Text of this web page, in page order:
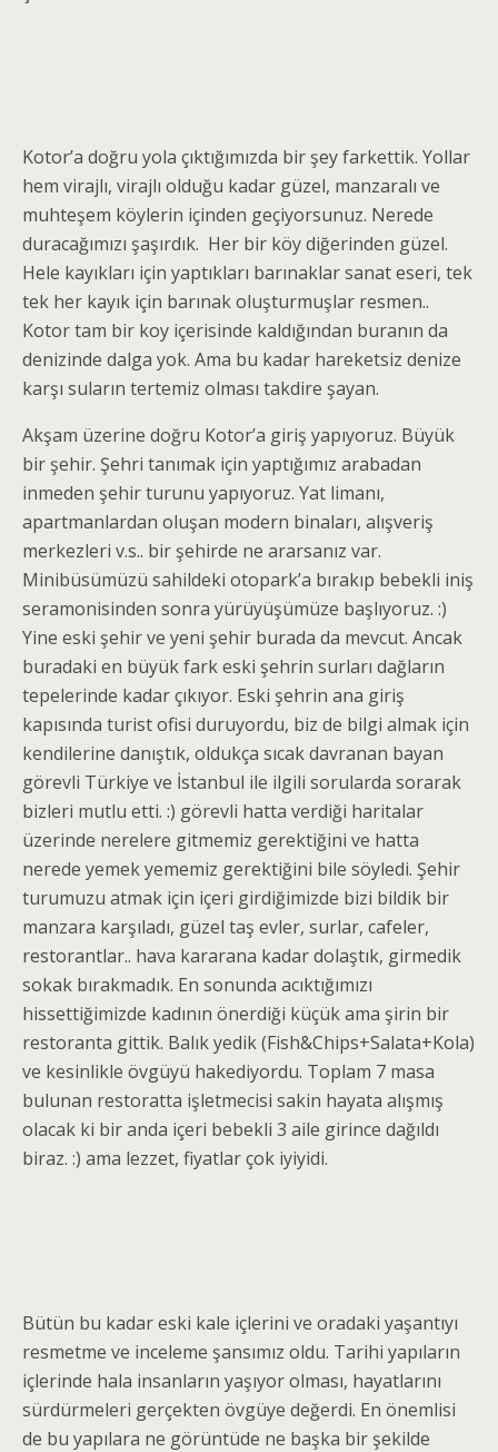
Kotor’a doğru yola çıktığımızda bir şey farkettik. Yollar
hem virajlı, virajlı olduğu kadar güzel, manzaralı ve
muhteşem köylerin içinden geçiyorsunuz. Nerede
duracağımızı şaşırdık. Her bir köy diğerinden güzel.
Hele kayıkları için yaptıkları barınaklar sanat eseri, tek
tek her kayık için barınak oluşturmuşlar resmen..
Kotor tam bir koy içerisinde kaldığından buranın da
denizinde dalga yok. Ama bu kadar hareketsiz denize
karşı suların tertemiz olması takdire şayan.
Akşam üzerine doğru Kotor’a giriş yapıyoruz. Büyük
bir şehir. Şehri tanımak için yaptığımız arabadan
inmeden şehir turunu yapıyoruz. Yat limanı,
apartmanlardan oluşan modern binaları, alışveriş
merkezleri v.s.. bir şehirde ne ararsanız var.
Minibüsümüzü sahildeki otopark’a bırakıp bebekli iniş
seramonisinden sonra yürüyüşümüze başlıyoruz. :)
Yine eski şehir ve yeni şehir burada da mevcut. Ancak
buradaki en büyük fark eski şehrin surları dağların
tepelerinde kadar çıkıyor. Eski şehrin ana giriş
kapısında turist ofisi duruyordu, biz de bilgi almak için
kendilerine danıştık, oldukça sıcak davranan bayan
görevli Türkiye ve İstanbul ile ilgili sorularda sorarak
bizleri mutlu etti. :) görevli hatta verdiği haritalar
üzerinde nerelere gitmemiz gerektiğini ve hatta
nerede yemek yememiz gerektiğini bile söyledi. Şehir
turumuzu atmak için içeri girdiğimizde bizi bildik bir
manzara karşıladı, güzel taş evler, surlar, cafeler,
restorantlar.. hava kararana kadar dolaştık, girmedik
sokak bırakmadık. En sonunda acıktığımızı
hissettiğimizde kadının önerdiği küçük ama şirin bir
restoranta gittik. Balık yedik (Fish&Chips+Salata+Kola)
ve kesinlikle övgüyü hakediyordu. Toplam 7 masa
bulunan restoratta işletmecisi sakin hayata alışmış
olacak ki bir anda içeri bebekli 3 aile girince dağıldı
biraz. :) ama lezzet, fiyatlar çok iyiyidi.
Bütün bu kadar eski kale içlerini ve oradaki yaşantıyı
resmetme ve inceleme şansımız oldu. Tarihi yapıların
içlerinde hala insanların yaşıyor olması, hayatlarını
sürdürmeleri gerçekten övgüye değerdi. En önemlisi
de bu yapılara ne görüntüde ne başka bir şekilde